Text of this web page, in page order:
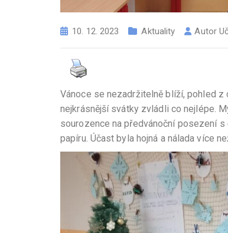
10. 12. 2023 Aktuality Autor
Vánoce se nezadržitelně blíží, pohled z
nejkrásnější svátky zvládli co nejlépe.
sourozence na předvánoční posezení
papíru. Účast byla hojná a nálada více